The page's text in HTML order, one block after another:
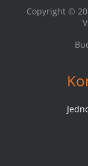
Copyright ©